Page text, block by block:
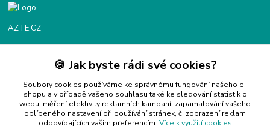
AZTE.CZ
Objednávky / fakturace
Po - Čt 9:00 - 16:00
Info@azte.cz
🍪 Jak byste rádi své cookies?
Soubory cookies používáme ke správnému fungování našeho e-
shopu a v případě vašeho souhlasu také ke sledování statistik o
webu, měření efektivity reklamních kampaní, zapamatování vašeho
oblíbeného nastavení při používání stránek, či zobrazení reklam
odpovídajících vašim preferencím. Více k využití cookies